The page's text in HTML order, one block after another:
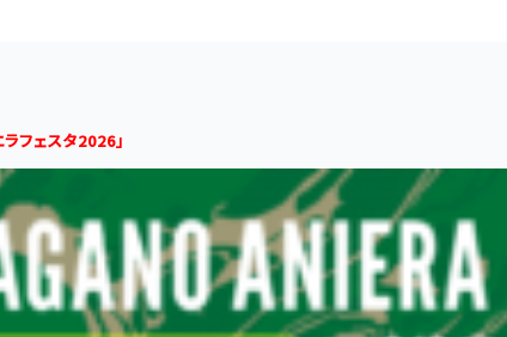
フェスタ2026」